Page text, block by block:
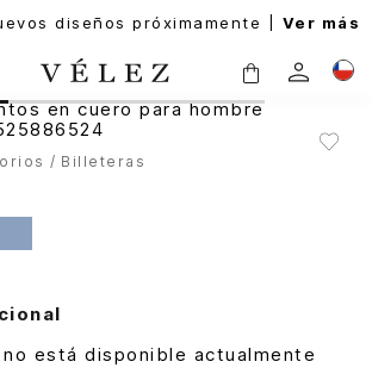
diseños próximamente | Ver más
Billeteras
está disponible actualmente